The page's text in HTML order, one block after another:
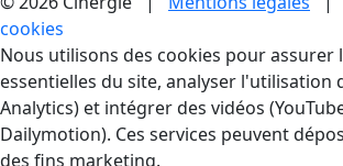
cookies
Gestion des Cookies
Nous utilisons des cookies pour assurer
essentielles du site, analyser l'utilisation
Analytics) et intégrer des vidéos
Dailymotion). Ces services peuvent
des fins marketing.